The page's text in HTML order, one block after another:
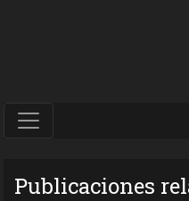
Publicaciones